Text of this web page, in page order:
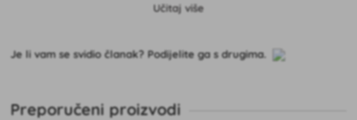
Učitaj više
Je li vam se svidio članak? Podijelite ga s drugima.
Preporučeni proizvodi